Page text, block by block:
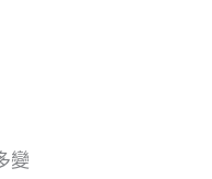
變